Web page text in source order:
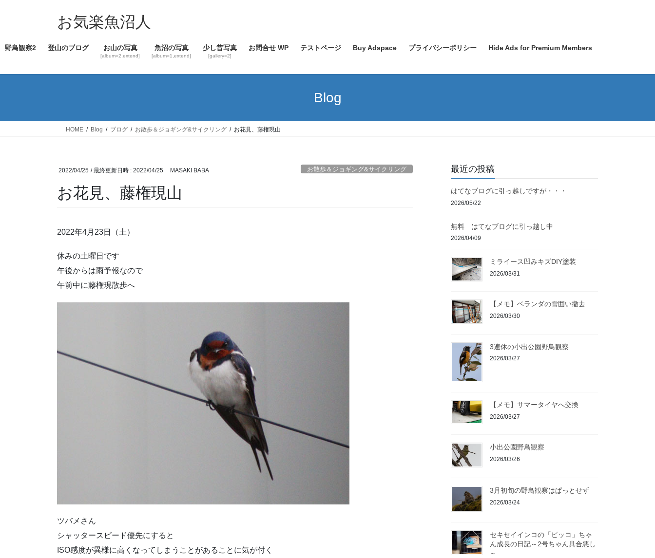
ツ
ス
シ
ン
お気楽魚沼人
野鳥観察2 登山のブログ お山の写真
[album=2,extend]
魚沼の写真
[album=1,extend]
少し昔写真
[gallery=2]
お問合せ WP テストページ Buy Adspace プライバシーポリシー Hide Ads for Premium Members
Blog
HOME Blog ブログ お散歩＆ジョギング&サイクリング お花見、藤権現山
2022/04/25 / 最終更新日時 : 2022/04/25 MASAKI BABA お散歩＆ジョギング&サイクリング
お花見、藤権現山
2022年4月23日（土）
休みの土曜日です
午後からは雨予報なので
午前中に藤権現散歩へ
ツバメさん
シャッタースピード優先にすると
ISO感度が異様に高くなってしまうことがあることに気が付く
最近の投稿
はてなブログに引っ越しですが・・・
2026/05/22
無料 はてなブログに引っ越し中
2026/04/09
ミライース凹みキズDIY塗装
2026/03/31
【メモ】ベランダの雪囲い撤去
2026/03/30
3連休の小出公園野鳥観察
2026/03/27
【メモ】サマータイヤへ交換
2026/03/27
小出公園野鳥観察
2026/03/26
3月初旬の野鳥観察はぱっとせず
2026/03/24
セキセイインコの「ピッコ」ちゃ
ん成長の日記～2号ちゃん具合悪し
～